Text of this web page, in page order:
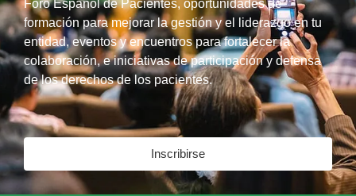
Foro Español de Pacientes, oportunidades de
formación para mejorar la gestión y el liderazgo en tu
entidad, eventos y encuentros para fortalecer la
colaboración, e iniciativas de participación y defensa
de los derechos de los pacientes.
Inscribirse